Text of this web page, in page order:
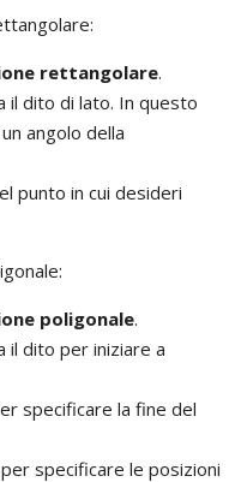
rettangolare.
il dito di lato. In questo
angolo della
punto in cui desideri
poligonale.
il dito per iniziare a
specificare la fine del
specificare le posizioni